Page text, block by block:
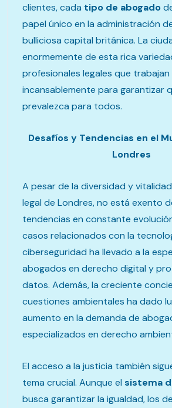
clientes, cada tipo de abogado
papel único en la administración
bulliciosa capital británica. La
enormemente de esta rica
profesionales legales que trabajan
incansablemente para garantizar
prevalezca para todos.
Desafíos y Tendencias en el
Londres
A pesar de la diversidad y
legal de Londres, no está exento
tendencias en constante
casos relacionados con la
ciberseguridad ha llevado a la
abogados en derecho digital y
datos. Además, la creciente
cuestiones ambientales ha dado
aumento en la demanda de
especializados en derecho
El acceso a la justicia también
tema crucial. Aunque el sistema
busca garantizar la igualdad, los